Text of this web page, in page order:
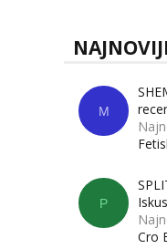
M
P
Cro